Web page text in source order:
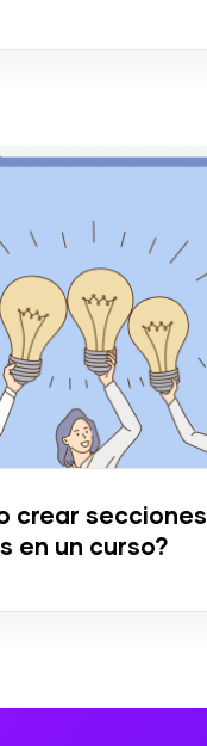
crear secciones
en un curso?